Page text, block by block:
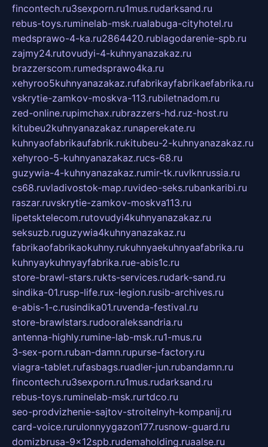
fincontech.ru3sexporn.ru1mus.rudarksand.ru
rebus-toys.ruminelab-msk.rualabuga-cityhotel.ru
medsprawo-4-ka.ru2864420.rublagodarenie-spb.ru
zajmy24.rutovudyi-4-kuhnyanazakaz.ru
brazzerscom.rumedsprawo4ka.ru
xehyroo5kuhnyanazakaz.rufabrikayfabrikaefabrika.ru
vskrytie-zamkov-moskva-113.rubiletnadom.ru
zed-online.rupimchax.rubrazzers-hd.ruz-host.ru
kitubeu2kuhnyanazakaz.runaperekate.ru
kuhnyaofabrikaufabrik.rukitubeu-2-kuhnyanazakaz.ru
xehyroo-5-kuhnyanazakaz.rucs-68.ru
guzywia-4-kuhnyanazakaz.rumir-tk.ruvlknrussia.ru
cs68.ruvladivostok-map.ruvideo-seks.rubankaribi.ru
raszar.ruvskrytie-zamkov-moskva113.ru
lipetsktelecom.rutovudyi4kuhnyanazakaz.ru
seksuzb.ruguzywia4kuhnyanazakaz.ru
fabrikaofabrikaokuhny.rukuhnyaekuhnyaafabrika.ru
kuhnyaykuhnyayfabrika.rue-abis1c.ru
store-brawl-stars.rukts-services.rudark-sand.ru
sindika-01.rusp-life.rux-legion.rusib-archives.ru
e-abis-1-c.rusindika01.ruvenda-festival.ru
store-brawlstars.rudooraleksandria.ru
antenna-highly.rumine-lab-msk.ru1-mus.ru
3-sex-porn.ruban-damn.rupurse-factory.ru
viagra-tablet.rufasbags.ruadler-jun.rubandamn.ru
fincontech.ru3sexporn.ru1mus.rudarksand.ru
rebus-toys.ruminelab-msk.rurtdco.ru
seo-prodvizhenie-sajtov-stroitelnyh-kompanij.ru
card-voice.rurulonnyygazon177.rusnow-guard.ru
domizbrusa-9x12spb.rudemaholding.ruaalse.ru